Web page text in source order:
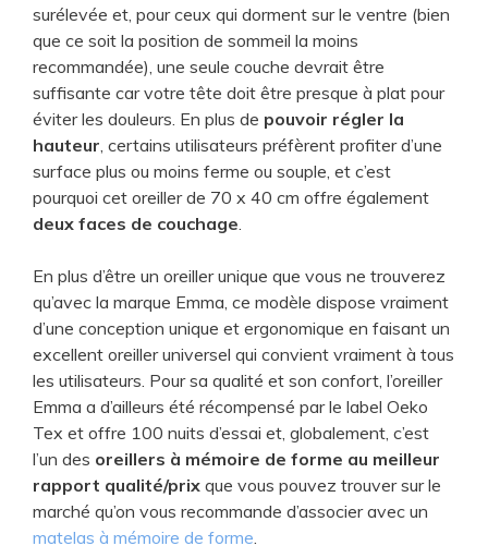
surélevée et, pour ceux qui dorment sur le ventre (bien
que ce soit la position de sommeil la moins
recommandée), une seule couche devrait être
suffisante car votre tête doit être presque à plat pour
éviter les douleurs. En plus de pouvoir régler la
hauteur , certains utilisateurs préfèrent profiter d’une
surface plus ou moins ferme ou souple, et c’est
pourquoi cet oreiller de 70 x 40 cm offre également
deux faces de couchage
En plus d’être un oreiller unique que vous ne trouverez
qu’avec la marque Emma, ce modèle dispose vraiment
d’une conception unique et ergonomique en faisant un
excellent oreiller universel qui convient vraiment à tous
les utilisateurs. Pour sa qualité et son confort, l’oreiller
Emma a d’ailleurs été récompensé par le label Oeko
Tex et offre 100 nuits d’essai et, globalement, c’est
l’un des oreillers à mémoire de forme au meilleur
rapport qualité/prix que vous pouvez trouver sur le
marché qu’on vous recommande d’associer avec un
matelas à mémoire de forme